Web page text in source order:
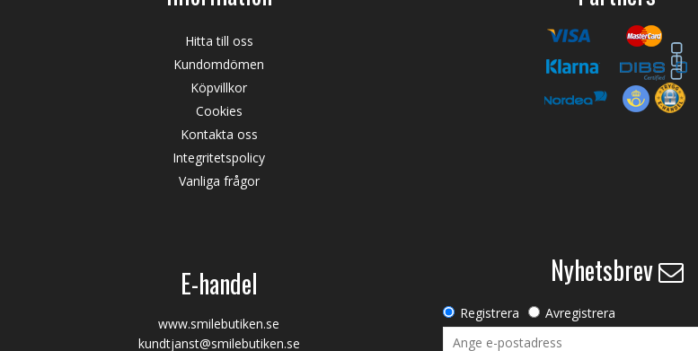
Hitta till oss
Kundomdömen
Köpvillkor
Cookies
Kontakta oss
Integritetspolicy
Vanliga frågor
E-handel
www.smilebutiken.se
kundtjanst@smilebutiken.se
Nyhetsbrev
Registrera Avregistrera